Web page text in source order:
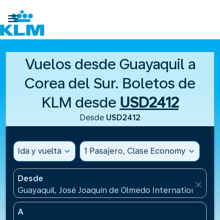

Vuelos desde Guayaquil a
Corea del Sur. Boletos de
KLM desde USD2412
Desde USD2412
Ida y vuelta expand_more 1 Pasajero, Clase Economy expand_more
Desde
Guayaquil, José Joaquín de Olmedo International
close
A